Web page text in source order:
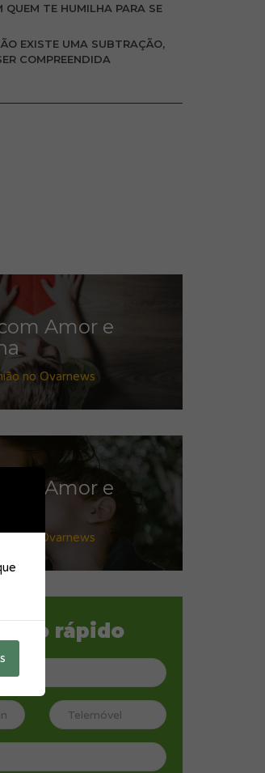
QUEM TE HUMILHA PARA SE
EXISTE UMA SUBTRAÇÃO,
COMPREENDIDA
Amor e
no Ovarnews
Amor e
no Ovarnews
rápido